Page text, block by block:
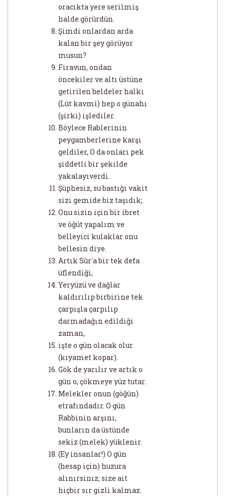
oracıkta yere serilmiş
halde görürdün.
Şimdi onlardan arda
kalan bir şey görüyor
musun?
Firavun, ondan
öncekiler ve altı üstüne
getirilen beldeler halkı
(Lût kavmi) hep o günahı
(şirki) işlediler.
Böylece Rablerinin
peygamberlerine karşı
geldiler, O da onları pek
şiddetli bir şekilde
yakalayıverdi.
Şüphesiz, su bastığı vakit
sizi gemide biz taşıdık;
Onu sizin için bir ibret
ve öğüt yapalım ve
belleyici kulaklar onu
bellesin diye.
Artık Sûr´a bir tek defa
üflendiği,
Yeryüzü ve dağlar
kaldırılıp birbirine tek
çarpışla çarpılıp
darmadağın edildiği
zaman,
işte o gün olacak olur
(kıyamet kopar).
Gök de yarılır ve artık o
gün o, çökmeye yüz tutar.
Melekler onun (göğün)
etrafındadır. O gün
Rabbinin arşını,
bunların da üstünde
sekiz (melek) yüklenir.
(Ey insanlar!) O gün
(hesap için) huzura
alınırsınız; size ait
hiçbir sır gizli kalmaz.